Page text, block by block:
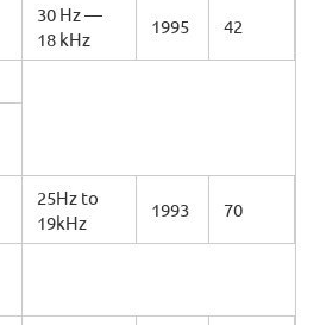
30 Hz —
18 kHz
1995 42
25Hz to
19kHz
1993 70